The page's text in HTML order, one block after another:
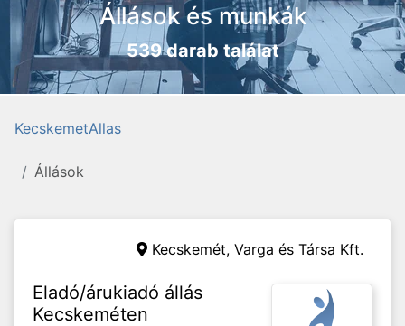
Állások és munkák
539 darab találat
KecskemetAllas
Állások
Kecskemét, Varga és Társa Kft.
Eladó/árukiadó állás
Kecskeméten